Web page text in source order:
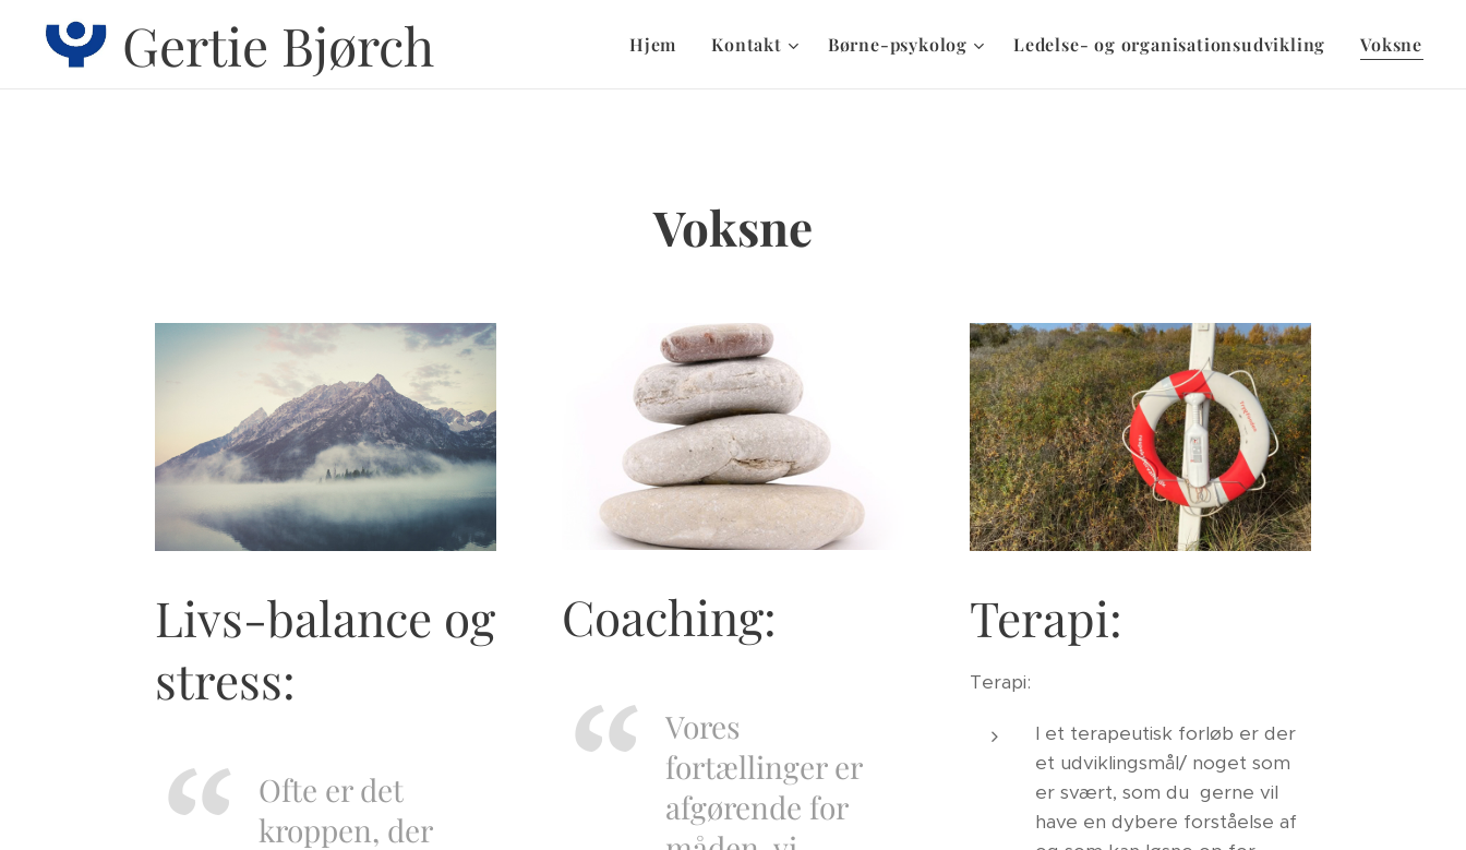
Gertie Bjørch Hjem Kontakt Børne-psykolog Ledelse- og organisationsudvikling Voksne
Voksne
Livs-balance og
stress:
Ofte er det
kroppen, der
Coaching:
Vores
fortællinger er
afgørende for
Terapi:
Terapi:
I et terapeutisk forløb er der
et udviklingsmål/ noget som
er svært, som du gerne vil
have en dybere forståelse af